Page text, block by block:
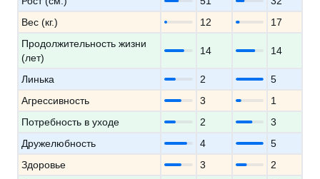
Вес (кг.)
12
17
Продолжительность жизни
(лет)
14 14
Линька 2
5
Агрессивность
3
1
Потребность в уходе
2
3
Дружелюбность
4
5
Здоровье
3
2